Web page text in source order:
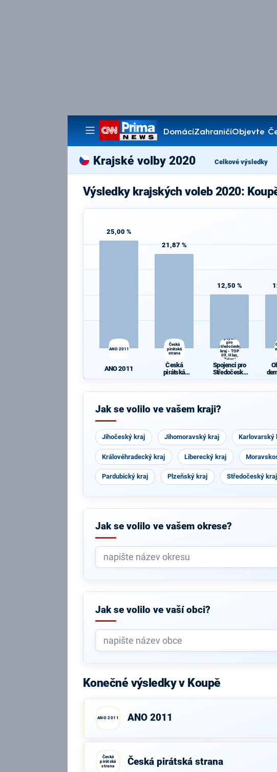
DomácíZahraničíObjevte
Pořady
Krajské volby 2020 Celkové výsledky
Výsledky krajských voleb 2020:
25,00 %
ANO 2011
ANO 2011
21,87 %
Česká
pirátská
strana
Česká
pirátská
12,50 %
Spojenci
pro
Středočeský
kraj - TOP
09, Hlas,
Zelení
Spojenci pro
Středočeský
Jak se volilo ve vašem kraji?
Jihočeský kraj Jihomoravský kraj Karlovarský
Královéhradecký kraj Liberecký kraj
Pardubický kraj Plzeňský kraj Středočeský kraj
Jak se volilo ve vašem okrese?
Jak se volilo ve vaší obci?
Konečné výsledky v Koupě
ANO 2011 ANO 2011
Česká
pirátská
strana
Česká pirátská strana